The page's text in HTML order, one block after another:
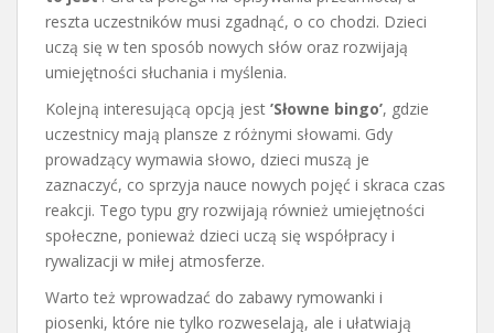
reszta uczestników musi zgadnąć, o co chodzi. Dzieci
uczą się w ten sposób nowych słów oraz rozwijają
umiejętności słuchania i myślenia.
Kolejną interesującą opcją jest ’Słowne bingo’, gdzie
uczestnicy mają plansze z różnymi słowami. Gdy
prowadzący wymawia słowo, dzieci muszą je
zaznaczyć, co sprzyja nauce nowych pojęć i skraca czas
reakcji. Tego typu gry rozwijają również umiejętności
społeczne, ponieważ dzieci uczą się współpracy i
rywalizacji w miłej atmosferze.
Warto też wprowadzać do zabawy rymowanki i
piosenki, które nie tylko rozweselają, ale i ułatwiają